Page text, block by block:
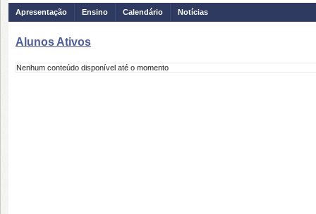
Apresentação Ensino Calendário Notícias
Alunos Ativos
Nenhum conteúdo disponível até o momento